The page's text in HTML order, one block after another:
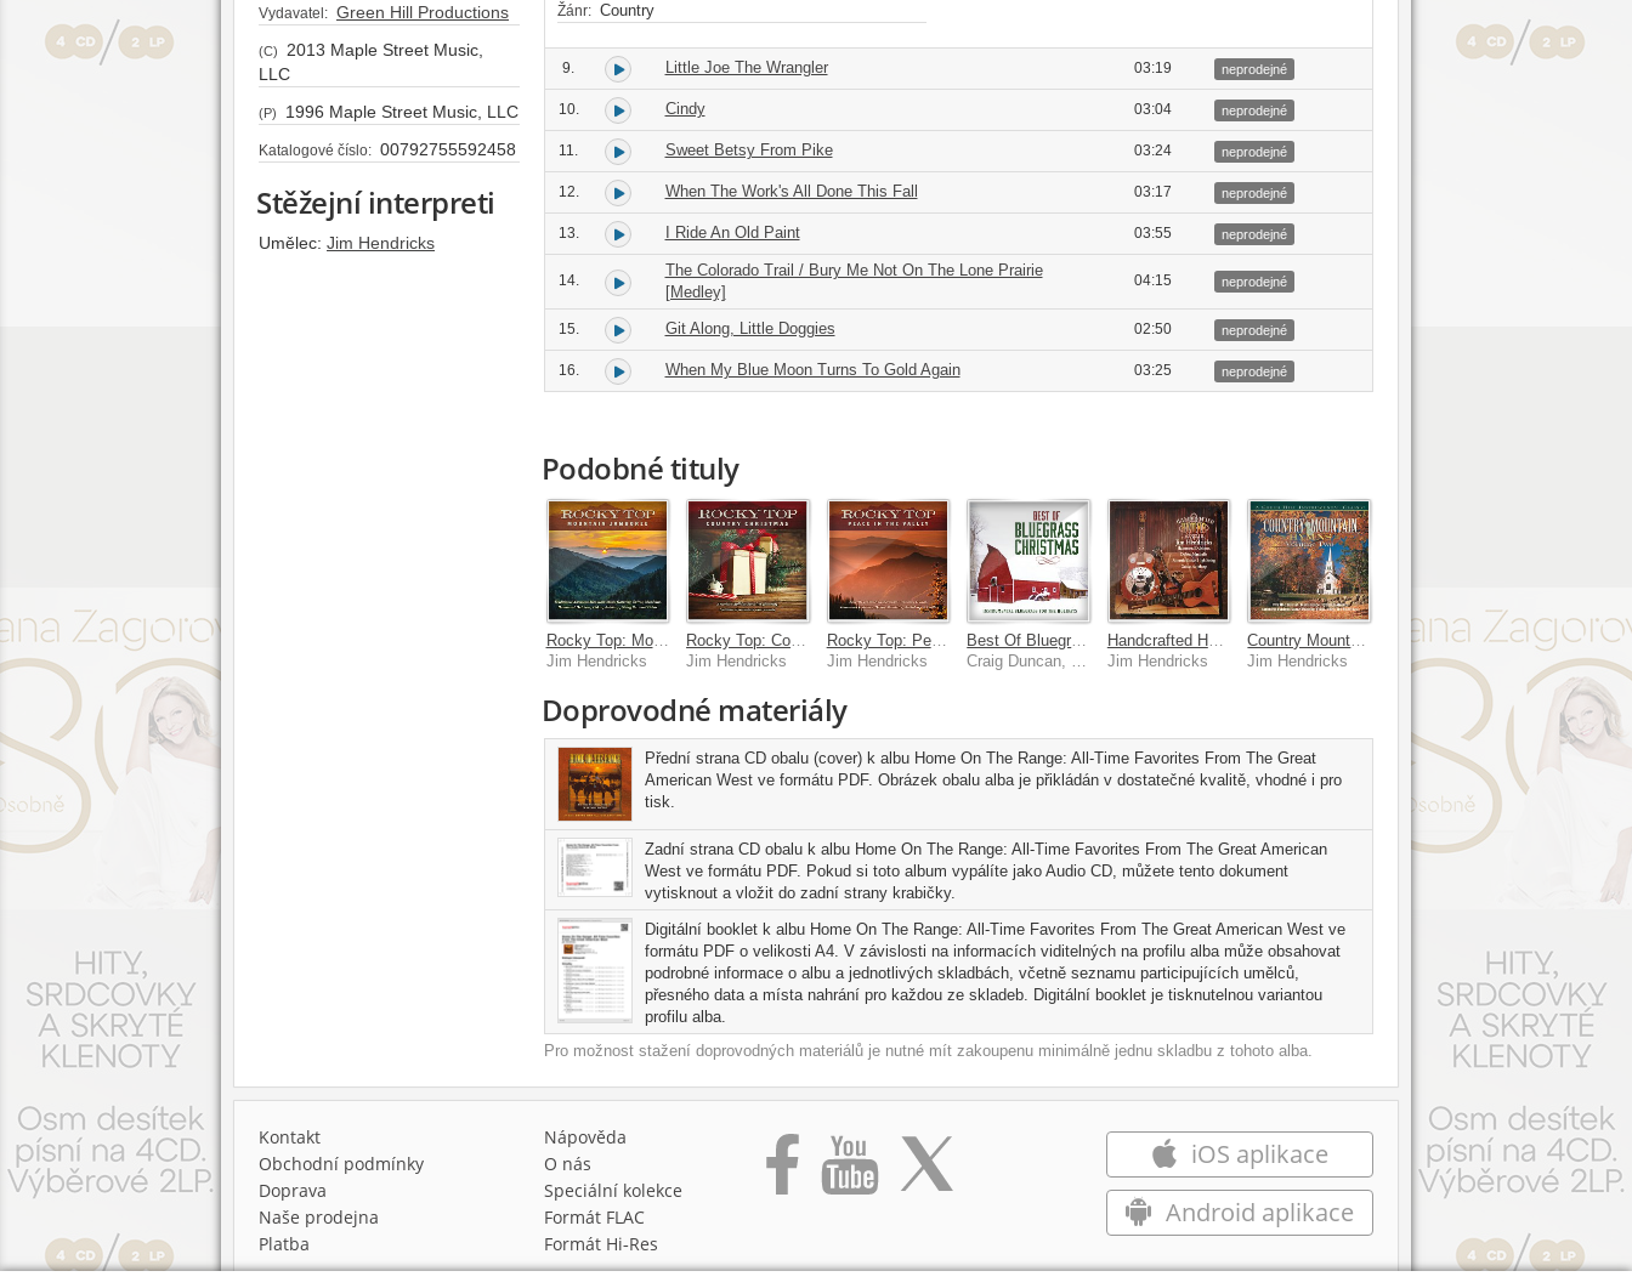
Vydavatel: Green Hill Productions
(C)
2013 Maple Street Music,
LLC
(P) 1996 Maple Street Music, LLC
Katalogové číslo: 00792755592458
Stěžejní interpreti
Umělec: Jim Hendricks
Žánr: Country
9. Little Joe The Wrangler 03:19 neprodejné
10. Cindy 03:04 neprodejné
11. Sweet Betsy From Pike 03:24 neprodejné
12. When The Work's All Done This Fall 03:17 neprodejné
13. I Ride An Old Paint 03:55 neprodejné
14.
The Colorado Trail / Bury Me Not On The Lone Prairie
[Medley]
04:15 neprodejné
15. Git Along, Little Doggies 02:50 neprodejné
16. When My Blue Moon Turns To Gold Again 03:25 neprodejné
Podobné tituly
Rocky Top: Mountain Jamboree
Jim Hendricks
Jim Hendricks
Rocky Top: Peace In The Valley
Jim Hendricks
Handcrafted Hymns
Jim Hendricks
Jim Hendricks
Doprovodné materiály
Přední strana CD obalu (cover) k albu Home On The Range: All-Time Favorites From The Great
American West ve formátu PDF. Obrázek obalu alba je přikládán v dostatečné kvalitě, vhodné i pro
tisk.
Zadní strana CD obalu k albu Home On The Range: All-Time Favorites From The Great American
West ve formátu PDF. Pokud si toto album vypálíte jako Audio CD, můžete tento dokument
vytisknout a vložit do zadní strany krabičky.
Digitální booklet k albu Home On The Range: All-Time Favorites From The Great American West ve
formátu PDF o velikosti A4. V závislosti na informacích viditelných na profilu alba může obsahovat
podrobné informace o albu a jednotlivých skladbách, včetně seznamu participujících umělců,
přesného data a místa nahrání pro každou ze skladeb. Digitální booklet je tisknutelnou variantou
profilu alba.
Pro možnost stažení doprovodných materiálů je nutné mít zakoupenu minimálně jednu skladbu z tohoto alba.
Kontakt
Obchodní podmínky
Doprava
Naše prodejna
Platba
Nápověda
O nás
Speciální kolekce
Formát FLAC
Formát Hi‑Res
iOS aplikace
Android aplikace